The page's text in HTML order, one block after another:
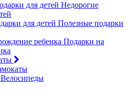
Недорогие
Полезные подарки
Подарки на
Велосипеды